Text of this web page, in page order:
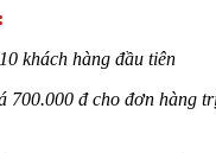
khách hàng đầu tiên
700.000 đ cho đơn hàng